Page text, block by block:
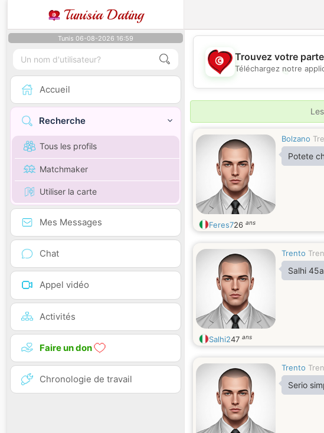
Tunisia Dating
Tunis 06-08-2026 16:59
Accueil
Recherche
Tous les profils
Matchmaker
Utiliser la carte
Mes Messages
Chat
Appel vidéo
Activités
Faire un don
Chronologie de travail
💖
Trouvez votre
Téléchargez notre
Bolzano
Potete
Feres726 ans
Trento
Salhi
Salhi247 ans
Trento
Serio